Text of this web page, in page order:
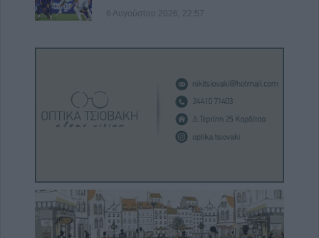
6 Αυγούστου 2026, 22:57